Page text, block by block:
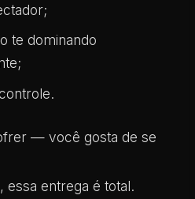
te dominando
— você gosta de se
essa entrega é total.